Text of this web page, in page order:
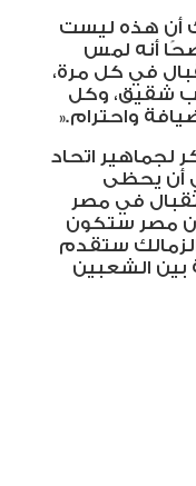
أن هذه ليست
أنه لمس
في كل مرة،
شقيق، وكل
واحترام».
لجماهير اتحاد
أن يحظى
في مصر
أن مصر ستكون
ستقدم
بين الشعبين